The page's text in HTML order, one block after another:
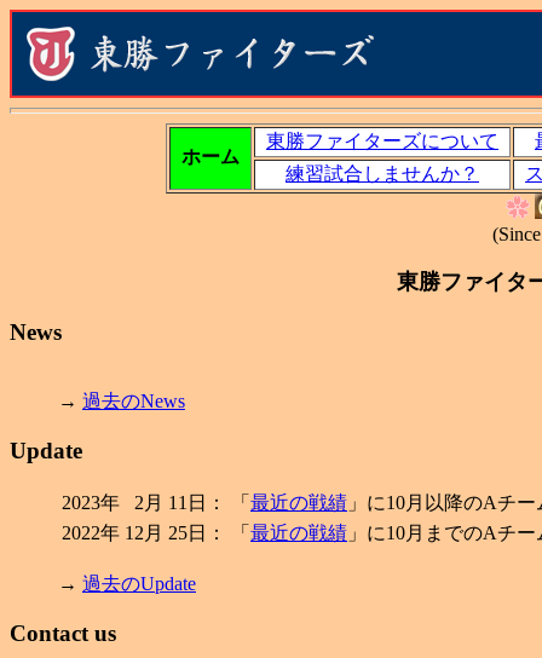
ホーム
東勝ファイターズについて
練習試合しませんか？
東勝ファイタ
News
→ 過去のNews
Update
2023年 2月 11日： 「 最近の戦績 」に10月以降のAチ
2022年 12月 25日： 「 最近の戦績 」に10月までのAチ
→ 過去のUpdate
Contact us